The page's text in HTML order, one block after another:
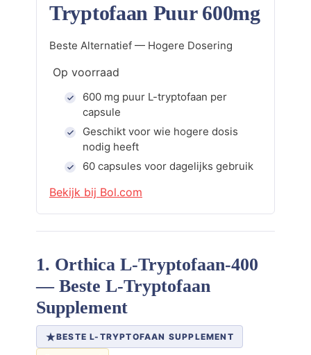
Tryptofaan Puur 600mg
Beste Alternatief — Hogere Dosering
Op voorraad
600 mg puur L-tryptofaan per
capsule
Geschikt voor wie hogere dosis
nodig heeft
60 capsules voor dagelijks gebruik
Bekijk bij Bol.com
1. Orthica L-Tryptofaan-400
— Beste L-Tryptofaan
Supplement
BESTE L-TRYPTOFAAN SUPPLEMENT